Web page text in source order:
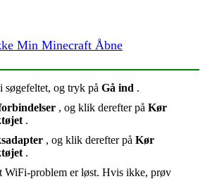
Min Minecraft Åbne
i søgefeltet, og tryk på Gå ind .
, og klik derefter på Kør
.
, og klik derefter på Kør
.
WiFi-problem er løst. Hvis ikke, prøv